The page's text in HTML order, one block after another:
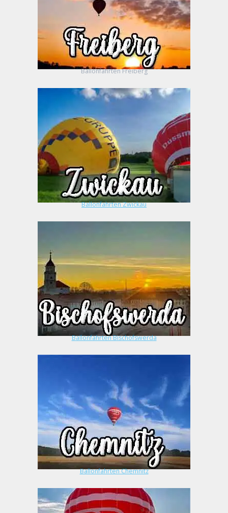
Ballonfahrten Freiberg
Ballonfahrten Zwickau
Ballonfahrten Bischofswerda
Ballonfahrten Chemnitz